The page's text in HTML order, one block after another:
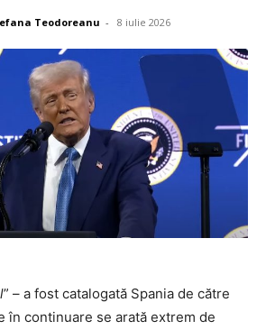
Teodoreanu - 8 iulie 2026
” – a fost catalogată Spania de către
în continuare se arată extrem de